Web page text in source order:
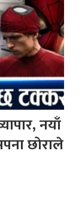
नयाँ
छोराले